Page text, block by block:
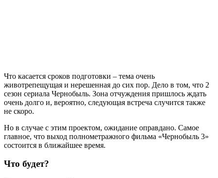
Что касается сроков подготовки – тема очень
животрепещущая и нерешенная до сих пор. Дело в том, что 2
сезон сериала Чернобыль. Зона отчуждения пришлось ждать
очень долго и, вероятно, следующая встреча случится также
не скоро.
Но в случае с этим проектом, ожидание оправдано. Самое
главное, что выход полнометражного фильма «Чернобыль 3»
состоится в ближайшее время.
Что будет?